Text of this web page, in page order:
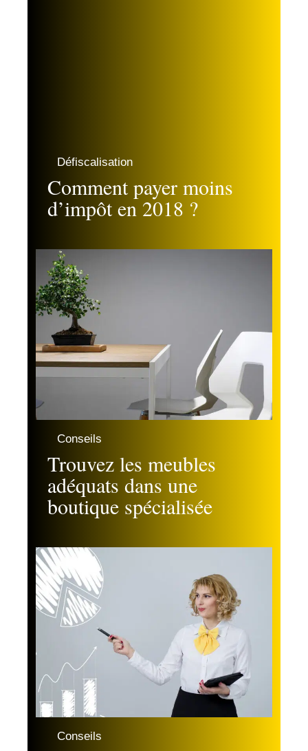
Défiscalisation
Comment payer moins
d’impôt en 2018 ?
Conseils
Trouvez les meubles
adéquats dans une
boutique spécialisée
Conseils